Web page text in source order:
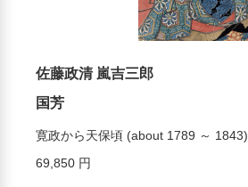
佐藤政清 嵐吉三郎
国芳
寛政から天保頃 (about 1789 ～ 1843)
69,850 円